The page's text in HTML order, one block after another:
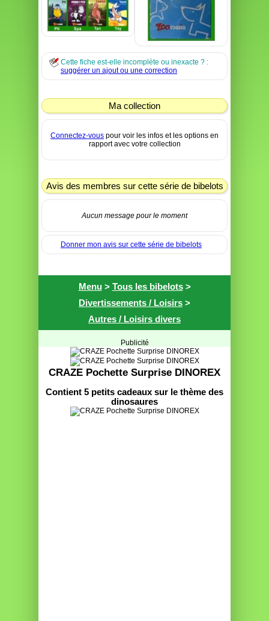
Cette fiche est-elle incomplète ou inexacte ? :
suggérer un ajout ou une correction
Ma collection
Connectez-vous pour voir les infos et les options en
rapport avec votre collection
Avis des membres sur cette série de bibelots
Aucun message pour le moment
Donner mon avis sur cette série de bibelots
Menu> Tous les bibelots>
Divertissements / Loisirs >
Autres / Loisirs divers
Publicité
CRAZE Pochette Surprise DINOREX
Contient 5 petits cadeaux sur le thème des
dinosaures